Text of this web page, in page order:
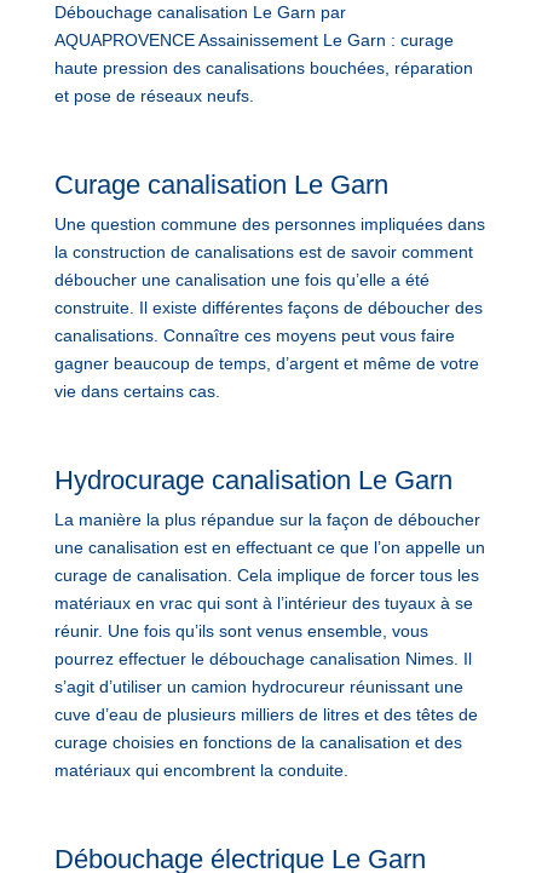
Débouchage canalisation Le Garn par
AQUAPROVENCE Assainissement Le Garn : curage
haute pression des canalisations bouchées, réparation
et pose de réseaux neufs.
Curage canalisation Le Garn
Une question commune des personnes impliquées dans
la construction de canalisations est de savoir comment
déboucher une canalisation une fois qu’elle a été
construite. Il existe différentes façons de déboucher des
canalisations. Connaître ces moyens peut vous faire
gagner beaucoup de temps, d’argent et même de votre
vie dans certains cas.
Hydrocurage canalisation Le Garn
La manière la plus répandue sur la façon de déboucher
une canalisation est en effectuant ce que l’on appelle un
curage de canalisation. Cela implique de forcer tous les
matériaux en vrac qui sont à l’intérieur des tuyaux à se
réunir. Une fois qu’ils sont venus ensemble, vous
pourrez effectuer le débouchage canalisation Nimes. Il
s’agit d’utiliser un camion hydrocureur réunissant une
cuve d’eau de plusieurs milliers de litres et des têtes de
curage choisies en fonctions de la canalisation et des
matériaux qui encombrent la conduite.
Débouchage électrique Le Garn